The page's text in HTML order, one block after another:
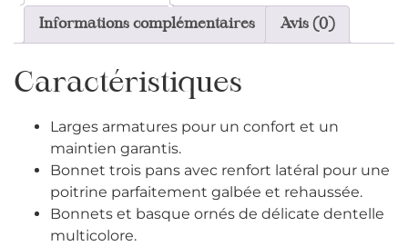
Informations complémentaires Avis (0)
Caractéristiques
Larges armatures pour un confort et un
maintien garantis.
Bonnet trois pans avec renfort latéral pour une
poitrine parfaitement galbée et rehaussée.
Bonnets et basque ornés de délicate dentelle
multicolore.